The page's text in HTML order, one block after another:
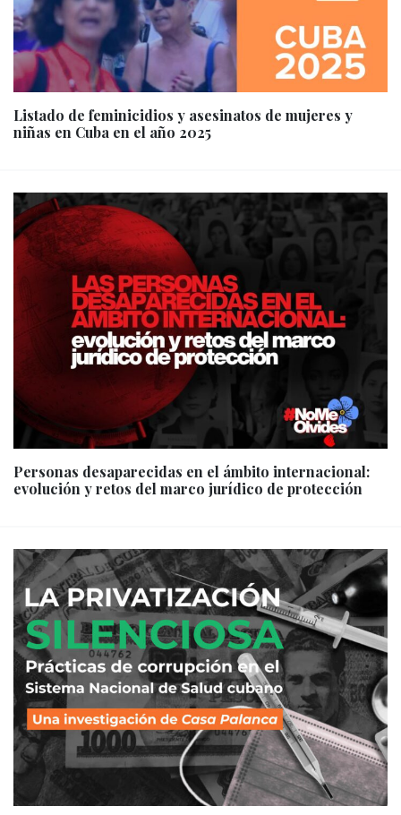
Listado de feminicidios y asesinatos de mujeres y
niñas en Cuba en el año 2025
Personas desaparecidas en el ámbito internacional:
evolución y retos del marco jurídico de protección